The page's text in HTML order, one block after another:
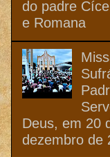
do padre
e Romana
Deus, em 20
dezembro de